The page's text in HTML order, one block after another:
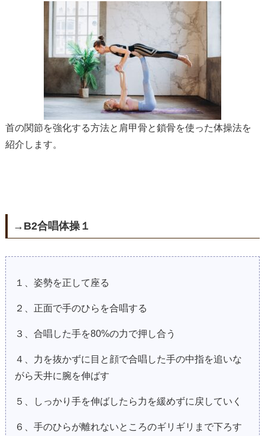
首の関節を強化する方法と肩甲骨と鎖骨を使った体操法を
紹介します。
→B2合唱体操１
１、姿勢を正して座る
２、正面で手のひらを合唱する
３、合唱した手を80%の力で押し合う
４、力を抜かずに目と顔で合唱した手の中指を追いな
がら天井に腕を伸ばす
５、しっかり手を伸ばしたら力を緩めずに戻していく
６、手のひらが離れないところのギリギリまで下ろす